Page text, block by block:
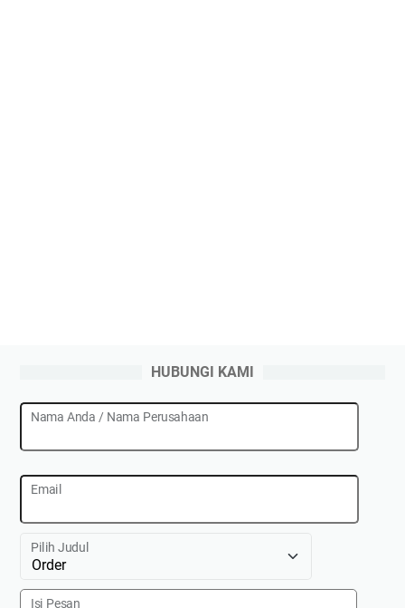
HUBUNGI KAMI
Nama Anda / Nama Perusahaan
Email
Pilih Judul
Isi Pesan